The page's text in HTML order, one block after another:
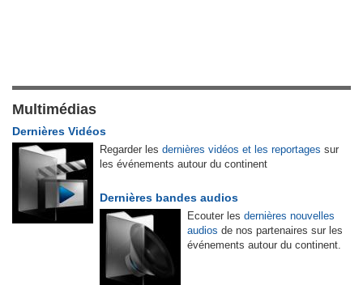
Multimédias
Dernières Vidéos
Regarder les dernières vidéos et les reportages sur
les événements autour du continent
Dernières bandes audios
Ecouter les dernières nouvelles
audios de nos partenaires sur les
événements autour du continent.